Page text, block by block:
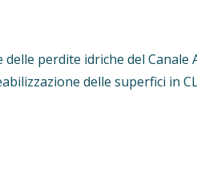
perdite idriche del Canale
delle superfici in